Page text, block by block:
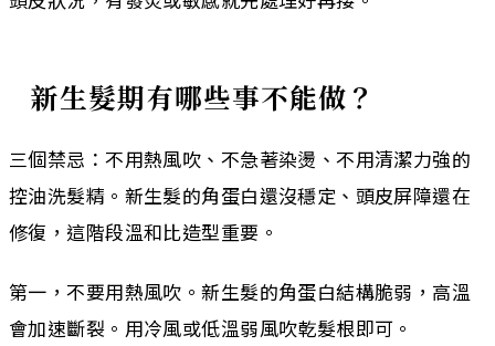
新生髮期有哪些事不能做？
三個禁忌：不用熱風吹、不急著染燙、不用清潔力強的
控油洗髮精。新生髮的角蛋白還沒穩定、頭皮屏障還在
修復，這階段溫和比造型重要。
第一，不要用熱風吹。新生髮的角蛋白結構脆弱，高溫
會加速斷裂。用冷風或低溫弱風吹乾髮根即可。